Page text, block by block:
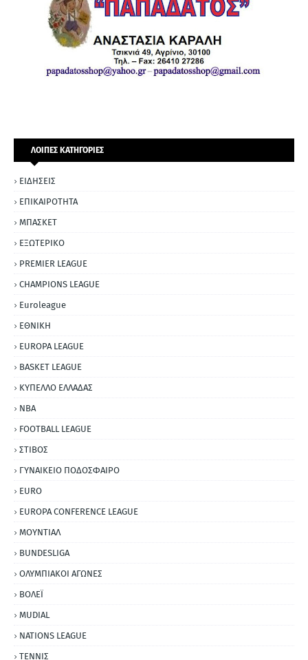
ΛΟΙΠΕΣ ΚΑΤΗΓΟΡΙΕΣ
ΕΙΔΗΣΕΙΣ
ΕΠΙΚΑΙΡΟΤΗΤΑ
ΜΠΑΣΚΕΤ
ΕΞΩΤΕΡΙΚΟ
PREMIER LEAGUE
CHAMPIONS LEAGUE
Euroleague
ΕΘΝΙΚΗ
EUROPA LEAGUE
BASKET LEAGUE
ΚΥΠΕΛΛΟ ΕΛΛΑΔΑΣ
NBA
FOOTBALL LEAGUE
ΣΤΙΒΟΣ
ΓΥΝΑΙΚΕΙΟ ΠΟΔΟΣΦΑΙΡΟ
EURO
EUROPA CONFERENCE LEAGUE
ΜΟΥΝΤΙΑΛ
BUNDESLIGA
ΟΛΥΜΠΙΑΚΟΙ ΑΓΩΝΕΣ
ΒΟΛΕΪ
MUDIAL
NATIONS LEAGUE
ΤΕΝΝΙΣ